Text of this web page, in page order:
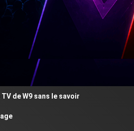
W9 sans le savoir